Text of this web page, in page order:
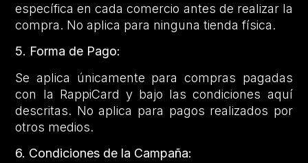
específica en cada comercio antes de realizar la
compra. No aplica para ninguna tienda física.
5. Forma de Pago:
Se aplica únicamente para compras pagadas
con la RappiCard y bajo las condiciones aquí
descritas. No aplica para pagos realizados por
otros medios.
6. Condiciones de la Campaña: